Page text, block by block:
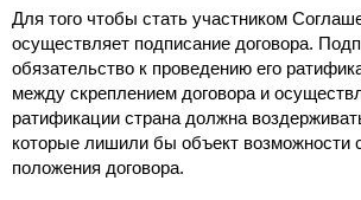
Для того чтобы стать участником
осуществляет подписание договора.
обязательство к проведению его
между скреплением договора и
ратификации страна должна
которые лишили бы объект возможности
положения договора.